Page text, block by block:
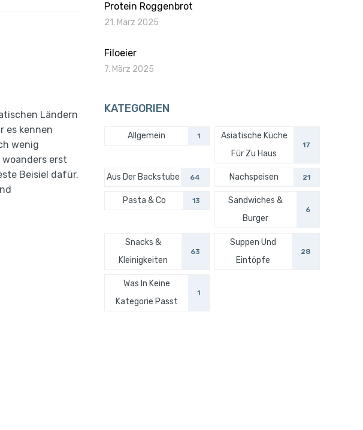
Ländern
es kennen
wenig
erst
Beisiel dafür.
Protein Roggenbrot
21. März 2025
Filoeier
7. März 2025
KATEGORIEN
Allgemein 1
Asiatische Küche
Für Zu Haus
17
Aus Der Backstube 64 Nachspeisen 21
Pasta & Co 13
Sandwiches &
Burger
6
Snacks &
Kleinigkeiten
63
Suppen Und
Eintöpfe
28
Was In Keine
Kategorie Passt
1